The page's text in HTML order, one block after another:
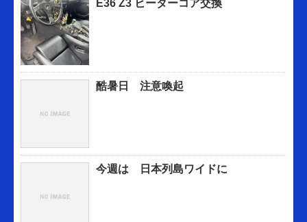
E36 Z3 ヒーターコア交換
酷暑日 注意喚起
今週は 日本列島ワイドに